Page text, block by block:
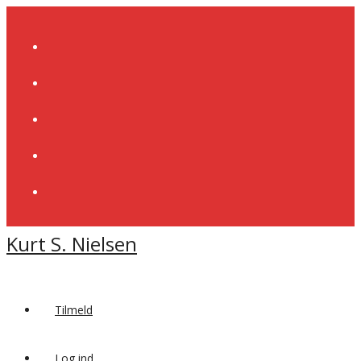
Kurt S. Nielsen
Tilmeld